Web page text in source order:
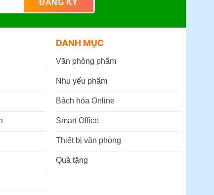
DANH MỤC
Văn phòng phẩm
Nhu yếu phẩm
Bách hóa Online
Smart Office
Thiết bị văn phòng
Quà tặng